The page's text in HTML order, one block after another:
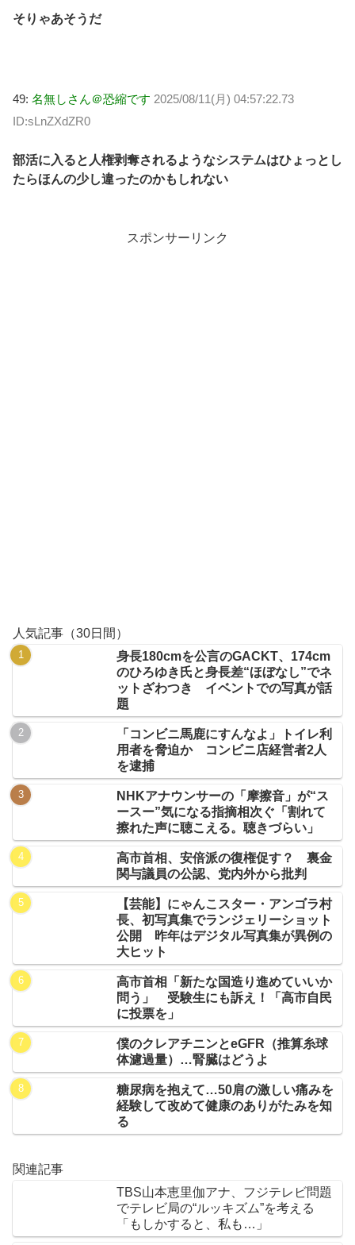
そりゃあそうだ
49: 名無しさん＠恐縮です 2025/08/11(月) 04:57:22.73
ID:sLnZXdZR0
部活に入ると人権剥奪されるようなシステムはひょっとし
たらほんの少し違ったのかもしれない
スポンサーリンク
人気記事（30日間）
身長180cmを公言のGACKT、174cm
のひろゆき氏と身長差“ほぼなし”でネ
ットざわつき イベントでの写真が話
題
「コンビニ馬鹿にすんなよ」トイレ利
用者を脅迫か コンビニ店経営者2人
を逮捕
NHKアナウンサーの「摩擦音」が“ス
ースー”気になる指摘相次ぐ「割れて
擦れた声に聴こえる。聴きづらい」
高市首相、安倍派の復権促す？ 裏金
関与議員の公認、党内外から批判
【芸能】にゃんこスター・アンゴラ村
長、初写真集でランジェリーショット
公開 昨年はデジタル写真集が異例の
大ヒット
高市首相「新たな国造り進めていいか
問う」 受験生にも訴え！「高市自民
に投票を」
僕のクレアチニンとeGFR（推算糸球
体濾過量）…腎臓はどうよ
糖尿病を抱えて…50肩の激しい痛みを
経験して改めて健康のありがたみを知
る
関連記事
TBS山本恵里伽アナ、フジテレビ問題
でテレビ局の“ルッキズム”を考える
「もしかすると、私も…」